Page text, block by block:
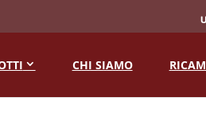
CHI SIAMO